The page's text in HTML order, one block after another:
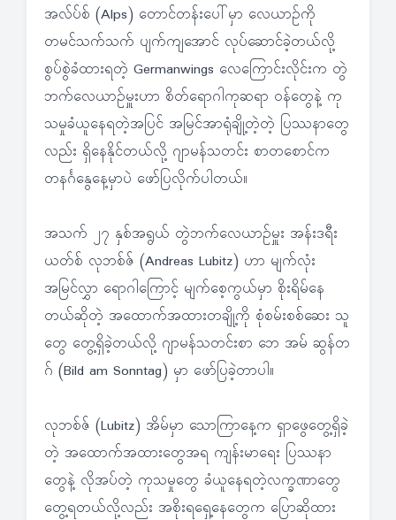
အလ်ပ်စ် (Alps) တောင်တန်းပေါ်မှာ လေယာဉ်ကို
တမင်သက်သက် ပျက်ကျအောင် လုပ်ဆောင်ခဲ့တယ်လို့
စွပ်စွဲခံထားရတဲ့ Germanwings လေကြောင်းလိုင်းက တွဲ
ဘက်လေယာဉ်မှူးဟာ စိတ်ရောဂါကုဆရာ ဝန်တွေနဲ့ ကု
သမှုခံယူနေရတဲ့အပြင် အမြင်အာရုံချို့တဲ့တဲ့ ပြဿနာတွေ
လည်း ရှိနေနိုင်တယ်လို့ ဂျာမန်သတင်း စာတစောင်က
တနင်္ဂနွေနေ့မှာပဲ ဖော်ပြလိုက်ပါတယ်။
အသက် ၂၇ နှစ်အရွယ် တွဲဘက်လေယာဉ်မှူး အန်းဒရီး
ယတ်စ် လုဘစ်ဇ် (Andreas Lubitz) ဟာ မျက်လုံး
အမြင်လွှာ ရောဂါကြောင့် မျက်စေ့ကွယ်မှာ စိုးရိမ်နေ
တယ်ဆိုတဲ့ အထောက်အထားတချို့ကို စုံစမ်းစစ်ဆေး သူ
တွေ တွေ့ရှိခဲ့တယ်လို့ ဂျာမန်သတင်းစာ ဘေ အမ် ဆွန်တ
ဂ် (Bild am Sonntag) မှာ ဖော်ပြခဲ့တာပါ။
လုဘစ်ဇ် (Lubitz) အိမ်မှာ သောကြာနေ့က ရှာဖွေတွေ့ရှိခဲ့
တဲ့ အထောက်အထားတွေအရ ကျန်းမာရေး ပြဿနာ
တွေနဲ့ လိုအပ်တဲ့ ကုသမှုတွေ ခံယူနေရတဲ့လက္ခဏာတွေ
တွေ့ရတယ်လို့လည်း အစိုးရရှေ့နေတွေက ပြောဆိုထား